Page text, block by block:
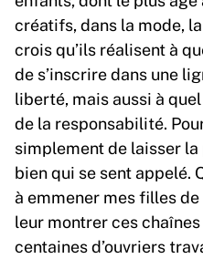
créatifs, dans la mode,
crois qu’ils réalisent à
de s’inscrire dans une
liberté, mais aussi à
de la responsabilité.
simplement de laisser
bien qui se sent appelé.
à emmener mes filles de
leur montrer ces
centaines d’ouvriers